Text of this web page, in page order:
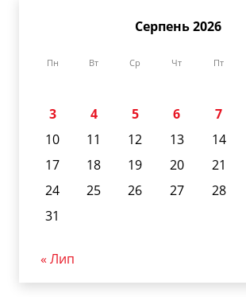
Серпень 2026
Пн Вт Ср Чт Пт
3
4 5 6 7
10
11 12 13 14
17
18 19 20 21
24
25 26 27 28
31
« Лип